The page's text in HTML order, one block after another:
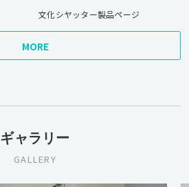
文化シヤッター製品ページ
MORE
ギャラリー
GALLERY